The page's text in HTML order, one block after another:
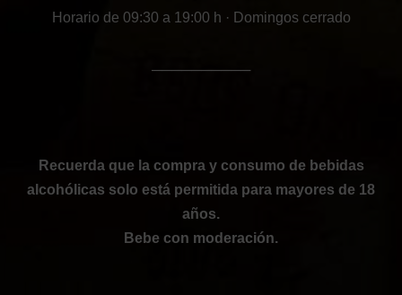
Horario de 09:30 a 19:00 h · Domingos cerrado
──────────
Recuerda que la compra y consumo de bebidas
alcohólicas solo está permitida para mayores de 18
años.
Bebe con moderación.